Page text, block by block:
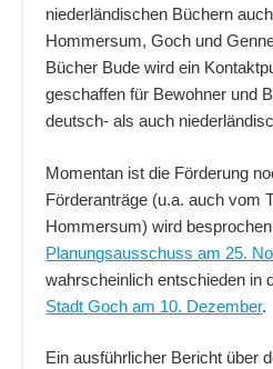
niederländischen Büchern
Hommersum, Goch und
Bücher Bude wird ein
geschaffen für Bewohner und
deutsch- als auch
Momentan ist die Förderung
Förderanträge (u.a. auch vom
Hommersum) wird
Planungsausschuss am 25.
wahrscheinlich entschieden in
Stadt Goch am 10. Dezember.
Ein ausführlicher Bericht über